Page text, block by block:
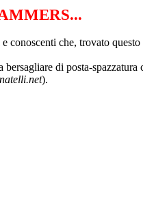
conoscenti che, trovato
di posta-
).